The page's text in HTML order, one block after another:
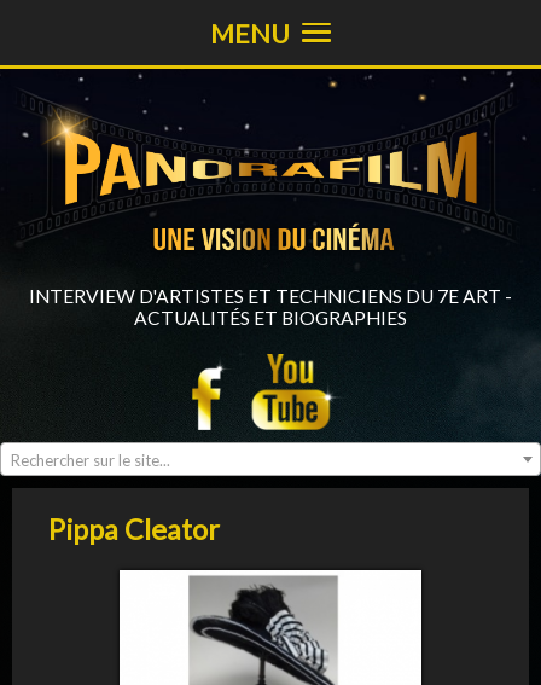
INTERVIEW D'ARTISTES ET TECHNICIENS DU 7E ART -
ACTUALITÉS ET BIOGRAPHIES
Rechercher sur le site...
MENU
Pippa Cleator